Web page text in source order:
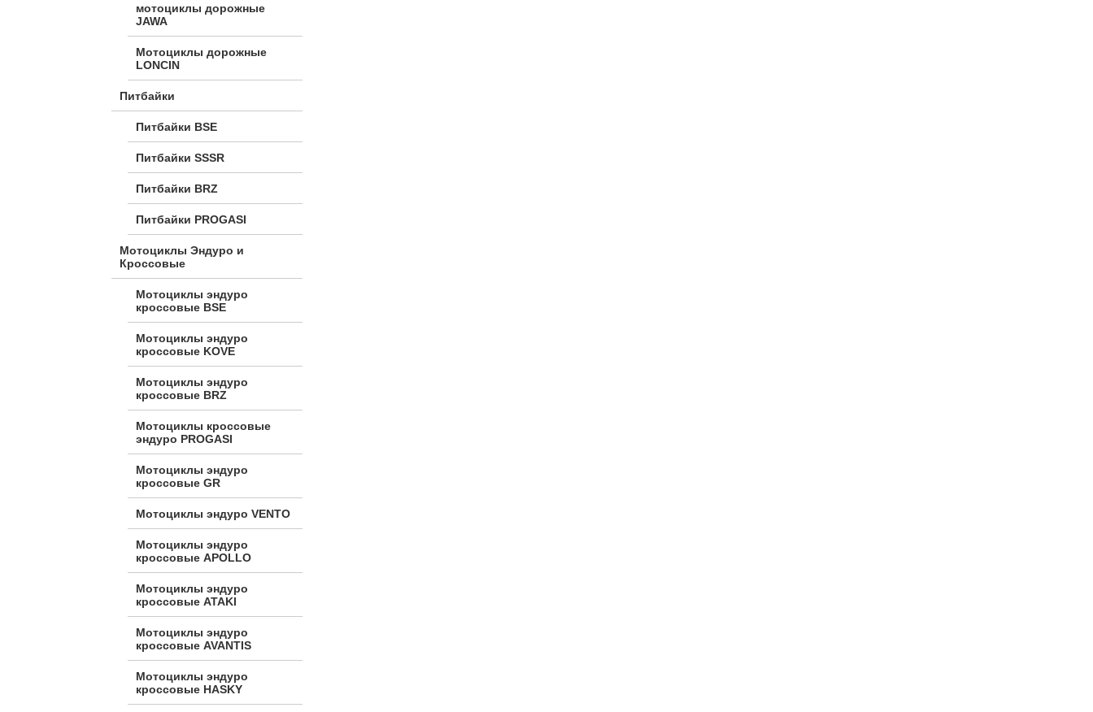
мотоциклы дорожные
JAWA
Мотоциклы дорожные
LONCIN
Питбайки
Питбайки BSE
Питбайки SSSR
Питбайки BRZ
Питбайки PROGASI
Мотоциклы Эндуро и
Кроссовые
Мотоциклы эндуро
кроссовые BSE
Мотоциклы эндуро
кроссовые KOVE
Мотоциклы эндуро
кроссовые BRZ
Мотоциклы кроссовые
эндуро PROGASI
Мотоциклы эндуро
кроссовые GR
Мотоциклы эндуро VENTO
Мотоциклы эндуро
кроссовые APOLLO
Мотоциклы эндуро
кроссовые ATAKI
Мотоциклы эндуро
кроссовые AVANTIS
Мотоциклы эндуро
кроссовые HASKY